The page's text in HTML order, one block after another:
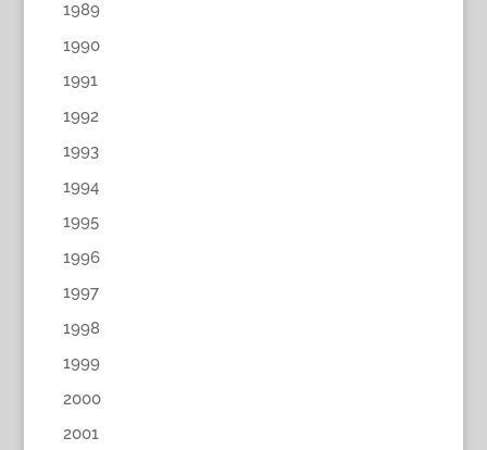
1989
1990
1991
1992
1993
1994
1995
1996
1997
1998
1999
2000
2001